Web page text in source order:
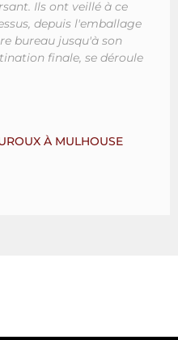
Ils ont veillé à ce
depuis l'emballage
bureau jusqu'à son
finale, se déroule
À MULHOUSE